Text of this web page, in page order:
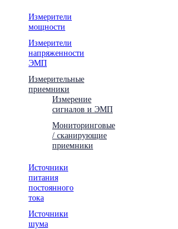
Измерители
мощности
Измерители
напряженности
ЭМП
Измерительные
приемники
Измерение
сигналов и ЭМП
Мониторинговые
/ сканирующие
приемники
Источники
питания
постоянного
тока
Источники
шума